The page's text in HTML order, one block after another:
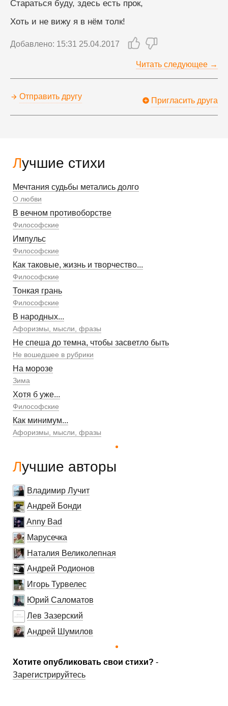
Лучшие стихи
Мечтания судьбы метались долго
О любви
В вечном противоборстве
Философские
Импульс
Философские
Как таковые, жизнь и творчество...
Философские
Тонкая грань
Философские
В народных...
Афоризмы, мысли, фразы
Не спеша до темна, чтобы засветло быть
Не вошедшее в рубрики
На морозе
Зима
Хотя б уже...
Философские
Как минимум...
Афоризмы, мысли, фразы
Лучшие авторы
Владимир Лучит
Андрей Бонди
Anny Bad
Марусечка
Наталия Великолепная
Андрей Родионов
Игорь Турвелес
Юрий Саломатов
Лев Зазерский
Андрей Шумилов
Хотите опубликовать свои стихи? -
Зарегистрируйтесь
Стараться буду, здесь есть прок,
Хоть и не вижу я в нём толк!
Добавлено: 15:31 25.04.2017
Читать следующее →
Отправить другу Пригласить друга